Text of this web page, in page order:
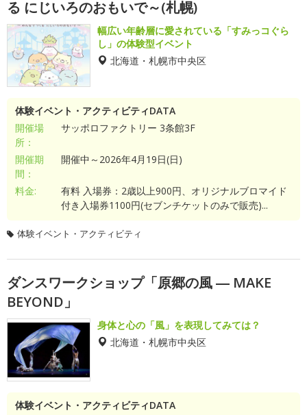
る にじいろのおもいで～(札幌)
幅広い年齢層に愛されている「すみっコぐら
し」の体験型イベント
北海道・札幌市中央区
体験イベント・アクティビティDATA
開催場
所：
サッポロファクトリー 3条館3F
開催期
間：
開催中～2026年4月19日(日)
料金:
有料 入場券：2歳以上900円、オリジナルブロマイド
付き入場券1100円(セブンチケットのみで販売)...
体験イベント・アクティビティ
ダンスワークショップ「原郷の風 ― MAKE
BEYOND」
身体と心の「風」を表現してみては？
北海道・札幌市中央区
体験イベント・アクティビティDATA